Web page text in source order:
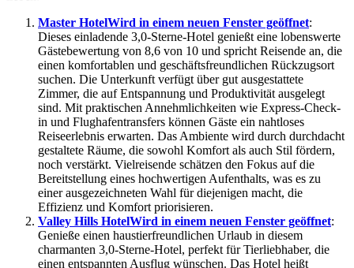
Master HotelWird in einem neuen Fenster geöffnet:
Dieses einladende 3,0-Sterne-Hotel genießt eine lobenswerte
Gästebewertung von 8,6 von 10 und spricht Reisende an, die
einen komfortablen und geschäftsfreundlichen Rückzugsort
suchen. Die Unterkunft verfügt über gut ausgestattete
Zimmer, die auf Entspannung und Produktivität ausgelegt
sind. Mit praktischen Annehmlichkeiten wie Express-Check-
in und Flughafentransfers können Gäste ein nahtloses
Reiseerlebnis erwarten. Das Ambiente wird durch durchdacht
gestaltete Räume, die sowohl Komfort als auch Stil fördern,
noch verstärkt. Vielreisende schätzen den Fokus auf die
Bereitstellung eines hochwertigen Aufenthalts, was es zu
einer ausgezeichneten Wahl für diejenigen macht, die
Effizienz und Komfort priorisieren.
Valley Hills HotelWird in einem neuen Fenster geöffnet:
Genieße einen haustierfreundlichen Urlaub in diesem
charmanten 3,0-Sterne-Hotel, perfekt für Tierliebhaber, die
einen entspannten Ausflug wünschen. Das Hotel heißt